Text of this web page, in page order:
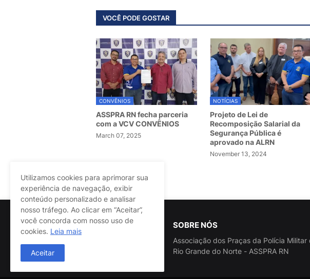
VOCÊ PODE GOSTAR
CONVÊNIOS
ASSPRA RN fecha parceria
com a VCV CONVÊNIOS
March 07, 2025
NOTÍCIAS
Projeto de Lei de
Recomposição Salarial da
Segurança Pública é
aprovado na ALRN
November 13, 2024
Postagem Anterior
SOBRE NÓS
Associação dos Praças da Polícia
Rio Grande do Norte - ASSPRA RN
Utilizamos cookies para aprimorar sua
experiência de navegação, exibir
conteúdo personalizado e analisar
nosso tráfego. Ao clicar em “Aceitar”,
você concorda com nosso uso de
cookies. Leia mais
Aceitar